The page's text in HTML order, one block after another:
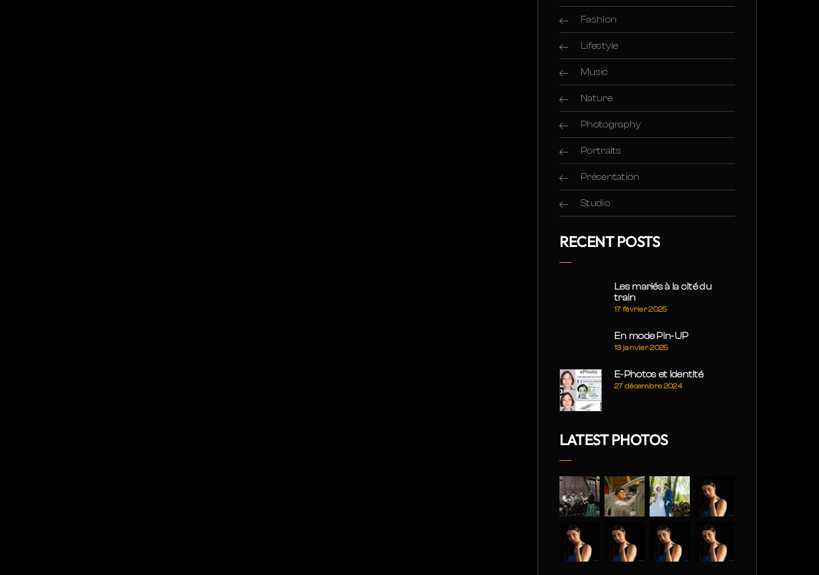
Fashion
Lifestyle
Music
Nature
Photography
Portraits
Présentation
Studio
RECENT POSTS
Les mariés à la cité du
train
17 février 2025
En mode Pin-UP
13 janvier 2025
E-Photos et Identité
27 décembre 2024
LATEST PHOTOS